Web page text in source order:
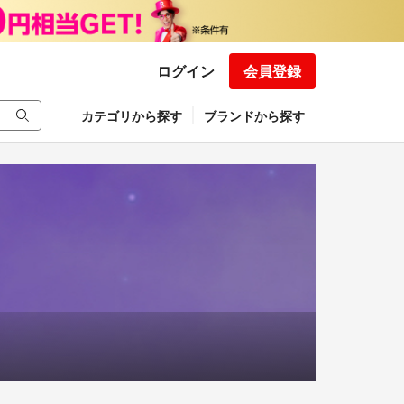
ログイン 会員登録
カテゴリから探す ブランドから探す